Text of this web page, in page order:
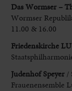
Das Wormser –
Wormser
11.00 & 16.00
Friedenskirche LU
Judenhof Speyer /
Frauenensemble